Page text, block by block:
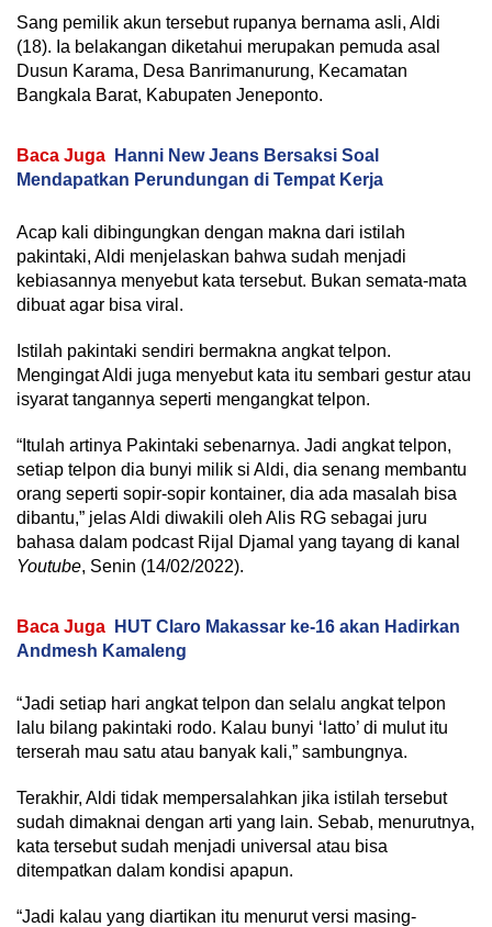
Sang pemilik akun tersebut rupanya bernama asli, Aldi
(18). Ia belakangan diketahui merupakan pemuda asal
Dusun Karama, Desa Banrimanurung, Kecamatan
Bangkala Barat, Kabupaten Jeneponto.
Baca Juga
Hanni New Jeans Bersaksi Soal
Mendapatkan Perundungan di Tempat Kerja
Acap kali dibingungkan dengan makna dari istilah
pakintaki, Aldi menjelaskan bahwa sudah menjadi
kebiasannya menyebut kata tersebut. Bukan semata-mata
dibuat agar bisa viral.
Istilah pakintaki sendiri bermakna angkat telpon.
Mengingat Aldi juga menyebut kata itu sembari gestur atau
isyarat tangannya seperti mengangkat telpon.
“Itulah artinya Pakintaki sebenarnya. Jadi angkat telpon,
setiap telpon dia bunyi milik si Aldi, dia senang membantu
orang seperti sopir-sopir kontainer, dia ada masalah bisa
dibantu,” jelas Aldi diwakili oleh Alis RG sebagai juru
bahasa dalam podcast Rijal Djamal yang tayang di kanal
Youtube, Senin (14/02/2022).
Baca Juga
HUT Claro Makassar ke-16 akan Hadirkan
Andmesh Kamaleng
“Jadi setiap hari angkat telpon dan selalu angkat telpon
lalu bilang pakintaki rodo. Kalau bunyi ‘latto’ di mulut itu
terserah mau satu atau banyak kali,” sambungnya.
Terakhir, Aldi tidak mempersalahkan jika istilah tersebut
sudah dimaknai dengan arti yang lain. Sebab, menurutnya,
kata tersebut sudah menjadi universal atau bisa
ditempatkan dalam kondisi apapun.
“Jadi kalau yang diartikan itu menurut versi masing-